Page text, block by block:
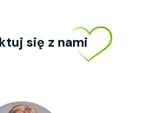
się z nami